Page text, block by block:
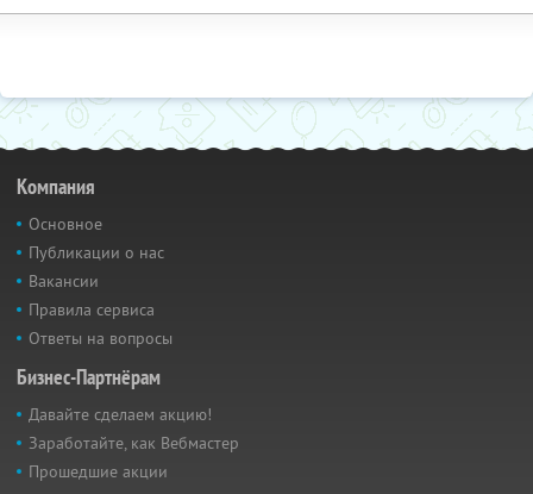
Компания
Основное
Публикации о нас
Вакансии
Правила сервиса
Ответы на вопросы
Бизнес-Партнёрам
Давайте сделаем акцию!
Заработайте, как Вебмастер
Прошедшие акции